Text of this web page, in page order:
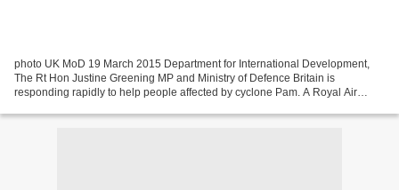
photo UK MoD 19 March 2015 Department for International Development,
The Rt Hon Justine Greening MP and Ministry of Defence Britain is
responding rapidly to help people affected by cyclone Pam. A Royal Air